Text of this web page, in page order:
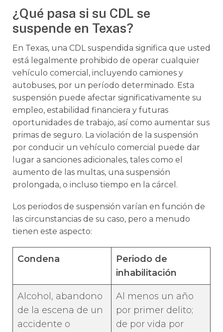
¿Qué pasa si su CDL se
suspende en Texas?
En Texas, una CDL suspendida significa que usted
está legalmente prohibido de operar cualquier
vehículo comercial, incluyendo camiones y
autobuses, por un período determinado. Esta
suspensión puede afectar significativamente su
empleo, estabilidad financiera y futuras
oportunidades de trabajo, así como aumentar sus
primas de seguro. La violación de la suspensión
por conducir un vehículo comercial puede dar
lugar a sanciones adicionales, tales como el
aumento de las multas, una suspensión
prolongada, o incluso tiempo en la cárcel.
Los periodos de suspensión varían en función de
las circunstancias de su caso, pero a menudo
tienen este aspecto:
Condena
Periodo de
inhabilitación
Alcohol, abandono
de la escena de un
accidente o
Al menos un año
por primer delito;
de por vida por